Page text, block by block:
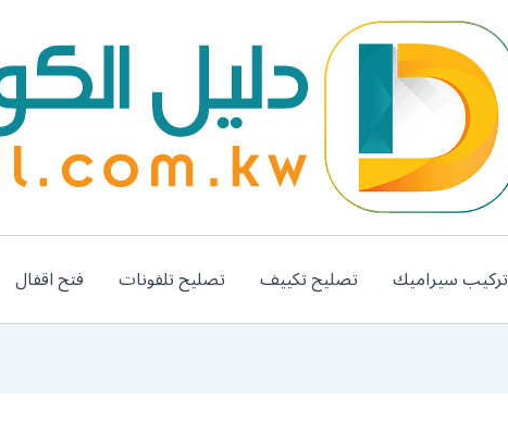
تركيب سيراميك تصليح تكييف تصليح تلفونات فتح اقفال